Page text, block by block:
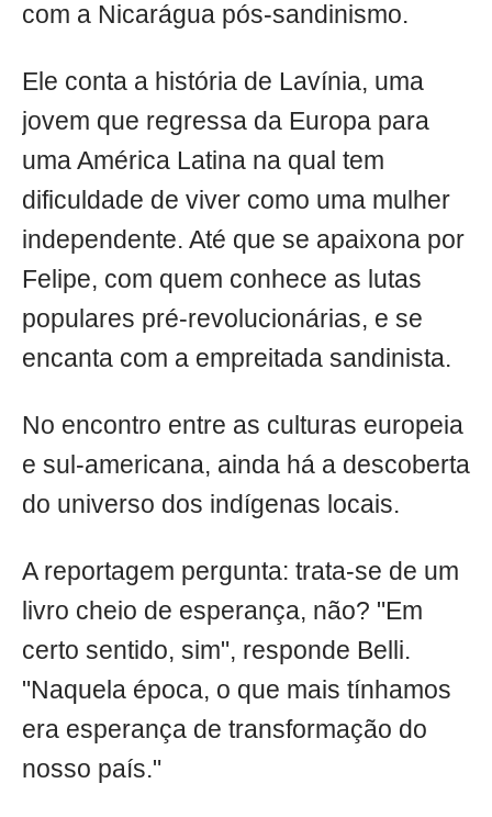
com a Nicarágua pós-sandinismo.
Ele conta a história de Lavínia, uma
jovem que regressa da Europa para
uma América Latina na qual tem
dificuldade de viver como uma mulher
independente. Até que se apaixona por
Felipe, com quem conhece as lutas
populares pré-revolucionárias, e se
encanta com a empreitada sandinista.
No encontro entre as culturas europeia
e sul-americana, ainda há a descoberta
do universo dos indígenas locais.
A reportagem pergunta: trata-se de um
livro cheio de esperança, não? "Em
certo sentido, sim", responde Belli.
"Naquela época, o que mais tínhamos
era esperança de transformação do
nosso país."